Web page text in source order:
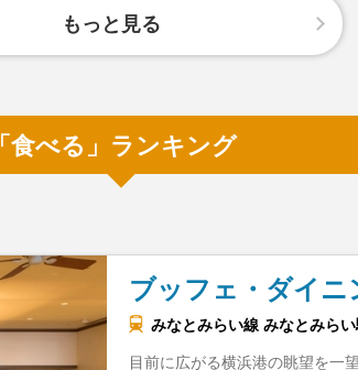
もっと見る
「食べる」ランキング
ブッフェ・ダイ
みなとみらい線 みなとみら
目前に広がる横浜港の眺望を一